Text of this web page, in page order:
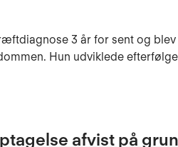
3 år for sent og
Hun udviklede
afvist på